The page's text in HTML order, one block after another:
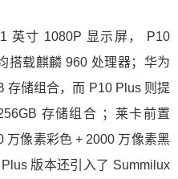
英寸 1080P 显示屏， P10
搭载麒麟 960 处理器；华为
存储组合，而 P10 Plus 则提
存储组合 ；莱卡前置
万像素彩色 + 2000 万像素黑
版本还引入了 Summilux